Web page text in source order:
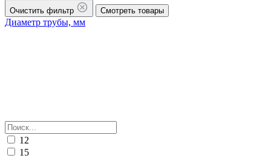
Очистить фильтр Смотреть товары
Диаметр трубы, мм
12
15